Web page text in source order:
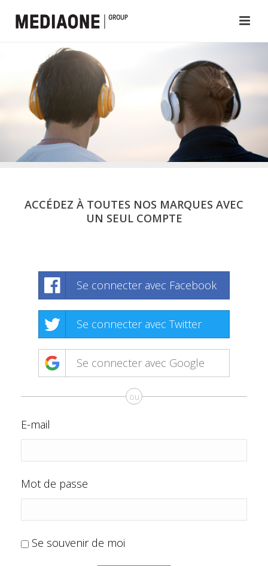
ACCÉDEZ À TOUTES NOS MARQUES AVEC
UN SEUL COMPTE
Se connecter avec Facebook
Se connecter avec Twitter
Se connecter avec Google
ou
E-mail
Mot de passe
Se souvenir de moi